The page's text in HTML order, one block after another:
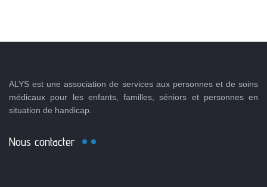
ALYS est une association de services aux personnes et de soins
médicaux pour les enfants, familles, séniors et personnes en
situation de handicap.
Nous contacter